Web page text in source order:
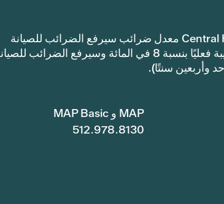
إشعار: اعتمدت مقاطعة ترافيس كاونتي للرعاية الصحية د/د/ Central Health معدل ضرائب سيرفع الضرائب للصيانة
والعمليات أكثر من معدل ضرائب العام الماضي. سيرتفع معدل الضريبة فعليًا بنسبة 8 في المائة وسيرفع الضرائب
MAP و MAP Basic
512.978.8130